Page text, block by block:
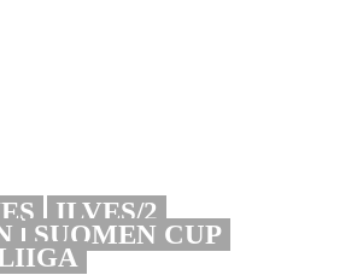
ILVES/2
SUOMEN CUP